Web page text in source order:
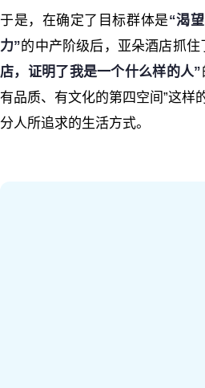
于是，在确定了目标群体是“渴
力”的中产阶级后，亚朵酒店抓住
店，证明了我是一个什么样的人”
有品质、有文化的第四空间”这样
分人所追求的生活方式。